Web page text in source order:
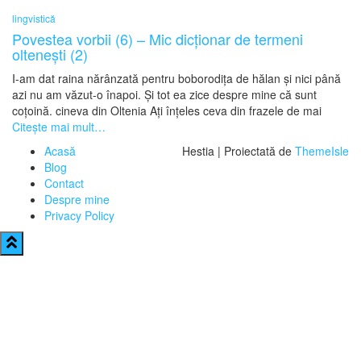
lingvistică
Povestea vorbii (6) – Mic dicționar de termeni
oltenești (2)
I-am dat raina nărânzată pentru boborodița de hălan și nici până
azi nu am văzut-o înapoi. Și tot ea zice despre mine că sunt
coțoină. cineva din Oltenia Ați înțeles ceva din frazele de mai
Citește mai mult…
Acasă
Blog
Contact
Despre mine
Privacy Policy
Hestia | Proiectată de ThemeIsle